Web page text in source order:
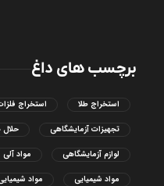
برچسب های داغ
استخراج طلا استخراج
تجهیزات آزمایشگاهی حلال
لوازم آزمایشگاهی مواد آلی
مواد شیمیایی مواد